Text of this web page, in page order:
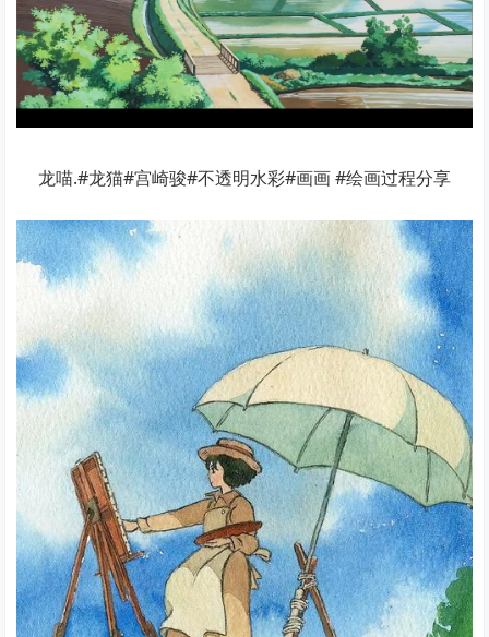
龙喵.#龙猫#宫崎骏#不透明水彩#画画 #绘画过程分享